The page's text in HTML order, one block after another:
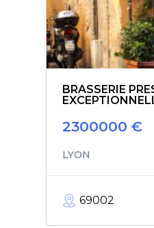
BRASSERIE
2300000 €
LYON
69002